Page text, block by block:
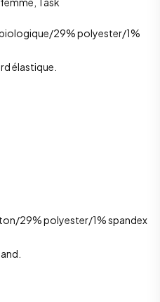
29% polyester/1%
élastique.
29% polyester/1% spandex